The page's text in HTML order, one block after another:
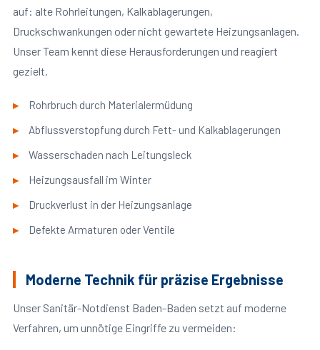
auf: alte Rohrleitungen, Kalkablagerungen,
Druckschwankungen oder nicht gewartete Heizungsanlagen.
Unser Team kennt diese Herausforderungen und reagiert
gezielt.
Rohrbruch durch Materialermüdung
Abflussverstopfung durch Fett- und Kalkablagerungen
Wasserschaden nach Leitungsleck
Heizungsausfall im Winter
Druckverlust in der Heizungsanlage
Defekte Armaturen oder Ventile
Moderne Technik für präzise Ergebnisse
Unser Sanitär-Notdienst Baden-Baden setzt auf moderne
Verfahren, um unnötige Eingriffe zu vermeiden: